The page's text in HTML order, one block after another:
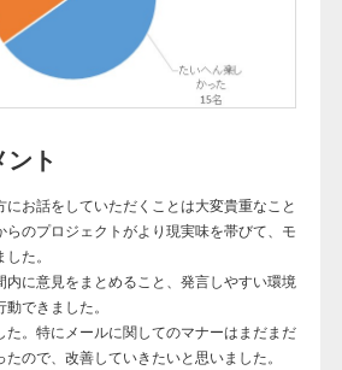
ト
にお話をしていただくことは大変貴重なこと
らのプロジェクトがより現実味を帯びて、モ
た。
内に意見をまとめること、発言しやすい環境
できました。
た。特にメールに関してのマナーはまだまだ
ので、改善していきたいと思いました。